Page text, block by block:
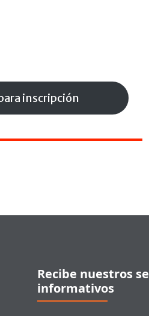
inscripción
Recibe nuestros
informativos